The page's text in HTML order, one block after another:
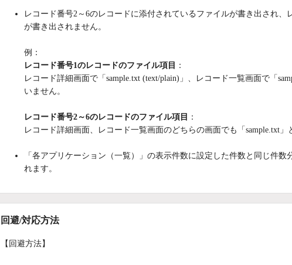
レコード番号2～6のレコードに添付されているファイルが書き出され
が書き出されません。
例：
レコード番号1のレコードのファイル項目 ：
レコード詳細画面で「sample.txt (text/plain)」、レコード一覧画面で「
いません。
レコード番号2～6のレコードのファイル項目 ：
レコード詳細画面、レコード一覧画面のどちらの画面でも「sample.txt
「各アプリケーション（一覧）」の表示件数に設定した件数と同じ件
れます。
回避/対応方法
【回避方法】